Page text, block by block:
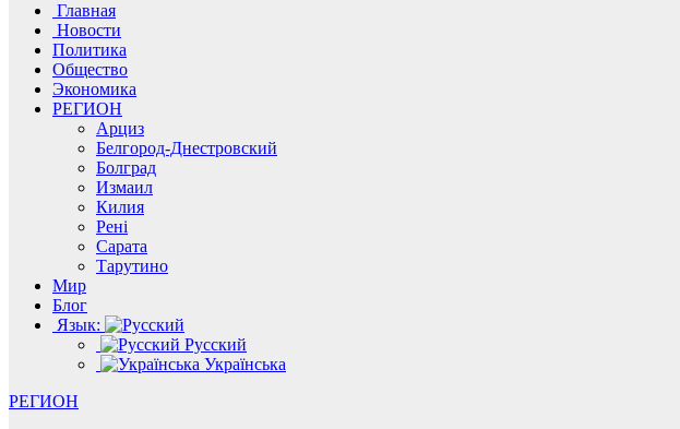
Главная
Новости
Политика
Общество
Экономика
РЕГИОН
Арциз
Белгород-Днестровский
Болград
Измаил
Килия
Рені
Сарата
Тарутино
Мир
Блог
Язык:
Русский
Українська
РЕГИОН